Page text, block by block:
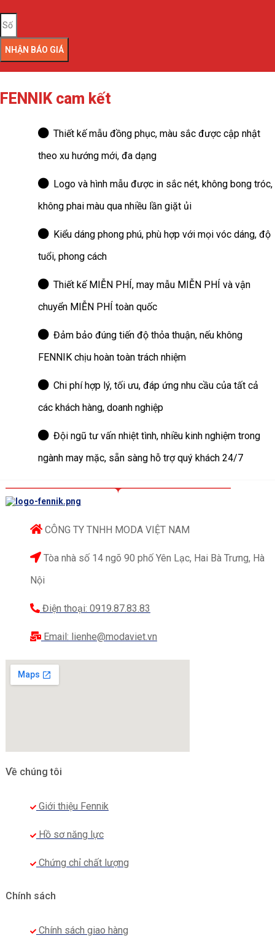
NHẬN BÁO GIÁ
FENNIK cam kết
Thiết kế mẫu đồng phục, màu sắc được cập nhật
theo xu hướng mới, đa dạng
Logo và hình mẫu được in sắc nét, không bong tróc,
không phai màu qua nhiều lần giặt ủi
Kiểu dáng phong phú, phù hợp với mọi vóc dáng, độ
tuổi, phong cách
Thiết kế MIỄN PHÍ, may mẫu MIỄN PHÍ và vận
chuyển MIỄN PHÍ toàn quốc
Đảm bảo đúng tiến độ thỏa thuận, nếu không
FENNIK chịu hoàn toàn trách nhiệm
Chi phí hợp lý, tối ưu, đáp ứng nhu cầu của tất cả
các khách hàng, doanh nghiệp
Đội ngũ tư vấn nhiệt tình, nhiều kinh nghiệm trong
ngành may mặc, sẵn sàng hỗ trợ quý khách 24/7
CÔNG TY TNHH MODA VIỆT NAM
Tòa nhà số 14 ngõ 90 phố Yên Lạc, Hai Bà Trưng, Hà
Nội
Điện thoại: 0919.87.83.83
Email: lienhe@modaviet.vn
Về chúng tôi
Giới thiệu Fennik
Hồ sơ năng lực
Chứng chỉ chất lượng
Chính sách
Chính sách giao hàng